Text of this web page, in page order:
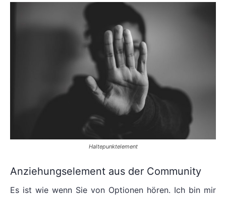
Haltepunktelement
Anziehungselement aus der Community
Es ist wie wenn Sie von Optionen hören. Ich bin mir